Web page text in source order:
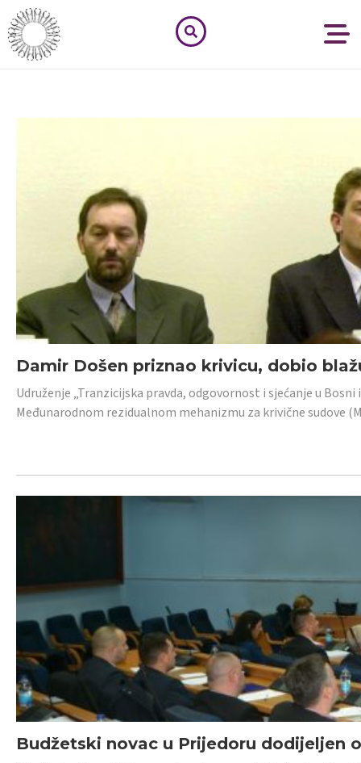
Damir Došen priznao krivicu, dobio
Udruženje „Tranzicijska pravda, odgovornost i sjećanje u
Međunarodnom rezidualnom mehanizmu za krivične sudove
Budžetski novac u Prijedoru dodijeljen